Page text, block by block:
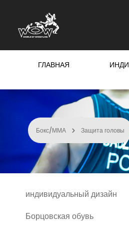
к основному содержанию
Перейти к поиску
Перейти к основной навигации
ГЛАВНАЯ
Бокс/ММА Защита головы
индивидуальный дизайн
Борцовская обувь